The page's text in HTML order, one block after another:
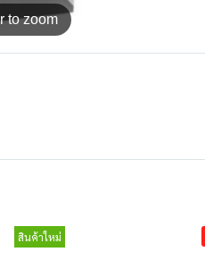
to zoom
สินค้าใหม่